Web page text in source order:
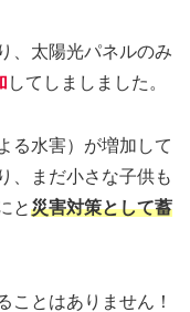
、太陽光パネルのみ
してしましました。
る水害）が増加して
、まだ小さな子供も
と災害対策として蓄
ことはありません！